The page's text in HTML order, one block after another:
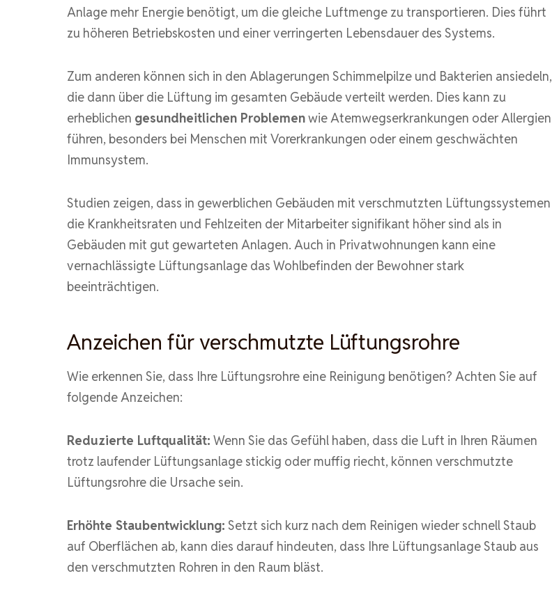
Anlage mehr Energie benötigt, um die gleiche Luftmenge zu transportieren. Dies führt
zu höheren Betriebskosten und einer verringerten Lebensdauer des Systems.
Zum anderen können sich in den Ablagerungen Schimmelpilze und Bakterien ansiedeln,
die dann über die Lüftung im gesamten Gebäude verteilt werden. Dies kann zu
erheblichen gesundheitlichen Problemenwie Atemwegserkrankungen oder Allergien
führen, besonders bei Menschen mit Vorerkrankungen oder einem geschwächten
Immunsystem.
Studien zeigen, dass in gewerblichen Gebäuden mit verschmutzten Lüftungssystemen
die Krankheitsraten und Fehlzeiten der Mitarbeiter signifikant höher sind als in
Gebäuden mit gut gewarteten Anlagen. Auch in Privatwohnungen kann eine
vernachlässigte Lüftungsanlage das Wohlbefinden der Bewohner stark
beeinträchtigen.
Anzeichen für verschmutzte Lüftungsrohre
Wie erkennen Sie, dass Ihre Lüftungsrohre eine Reinigung benötigen? Achten Sie auf
folgende Anzeichen:
Reduzierte Luftqualität: Wenn Sie das Gefühl haben, dass die Luft in Ihren Räumen
trotz laufender Lüftungsanlage stickig oder muffig riecht, können verschmutzte
Lüftungsrohre die Ursache sein.
Erhöhte Staubentwicklung: Setzt sich kurz nach dem Reinigen wieder schnell Staub
auf Oberflächen ab, kann dies darauf hindeuten, dass Ihre Lüftungsanlage Staub aus
den verschmutzten Rohren in den Raum bläst.